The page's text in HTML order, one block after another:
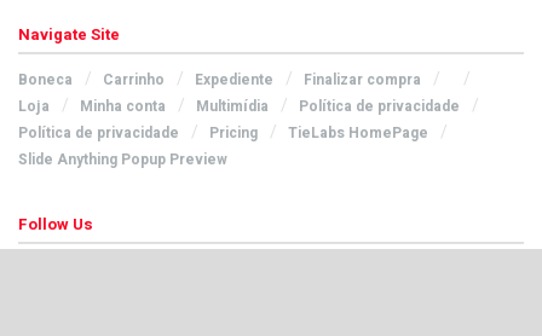
Navigate Site
Boneca Carrinho Expediente
Finalizar compra
Loja
Minha conta Multimídia
Política de privacidade
Política de privacidade
Pricing
TieLabs HomePage
Slide Anything Popup Preview
Follow Us